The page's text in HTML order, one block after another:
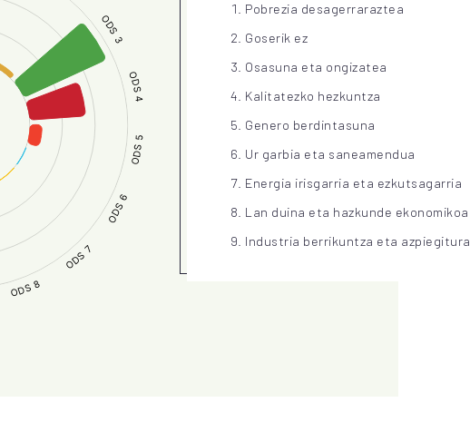
Pobrezia desagerraraztea
Goserik ez
Osasuna eta ongizatea
Kalitatezko hezkuntza
Genero berdintasuna
Ur garbia eta saneamendua
Energia irisgarria eta ezkutsagarria
Lan duina eta hazkunde ekonomikoa
Industria berrikuntza eta azpiegitura